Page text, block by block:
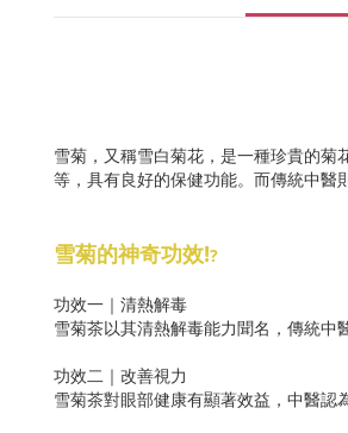
雪菊，又稱雪白菊花，是一種珍貴的
等，具有良好的保健功能。而傳統中醫
雪菊的神奇功效!?
功效一｜清熱解毒
雪菊茶以其清熱解毒能力聞名，傳統中
功效二｜改善視力
雪菊茶對眼部健康有顯著效益，中醫認